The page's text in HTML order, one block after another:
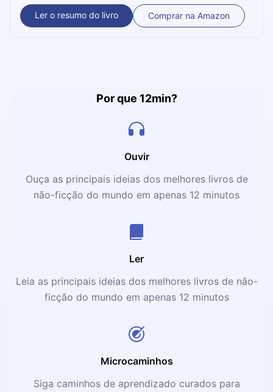
uma série de problemas no meio do caminho e
precisamos nos permitir errar, sem remoer culpas. Este
Ler o resumo do livro Comprar na Amazon
Por que 12min?
Ouvir
Ouça as principais ideias dos melhores livros de
não-ficção do mundo em apenas 12 minutos
Ler
Leia as principais ideias dos melhores livros de não-
ficção do mundo em apenas 12 minutos
Microcaminhos
Siga caminhos de aprendizado curados para